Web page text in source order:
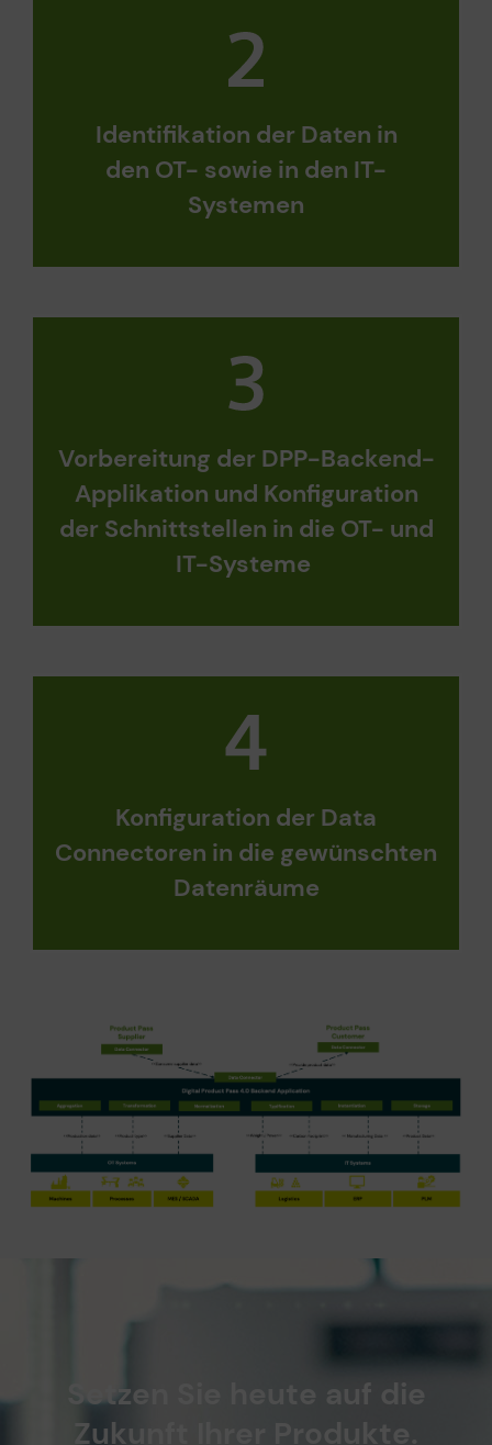
Identifikation der Daten in
den OT- sowie in den IT-
Systemen
Vorbereitung der DPP-Backend-
Applikation und Konfiguration
der Schnittstellen in die OT- und
IT-Systeme
Konfiguration der Data
Connectoren in die gewünschten
Datenräume
Setzen Sie heute auf die
Zukunft Ihrer Produkte.